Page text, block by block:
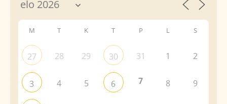
M T K T P L S
27 28 29 30 31 1 2
3 4 5 6 7 8 9